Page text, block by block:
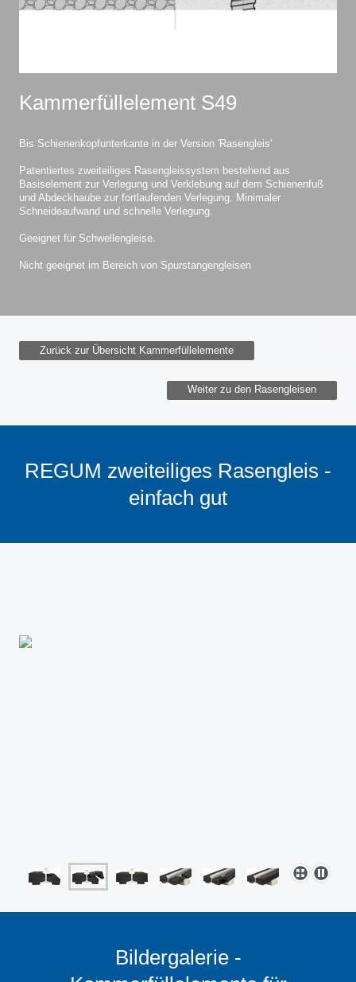
Kammerfüllelement S49
Bis Schienenkopfunterkante in der Version 'Rasengleis'
Patentiertes zweiteiliges Rasengleissystem bestehend aus
Basiselement zur Verlegung und Verklebung auf dem Schienenfuß
und Abdeckhaube zur fortlaufenden Verlegung. Minimaler
Schneideaufwand und schnelle Verlegung.
Geeignet für Schwellengleise.
Nicht geeignet im Bereich von Spurstangengleisen
Zurück zur Übersicht Kammerfüllelemente
Weiter zu den Rasengleisen
REGUM zweiteiliges Rasengleis -
einfach gut
Bildergalerie -